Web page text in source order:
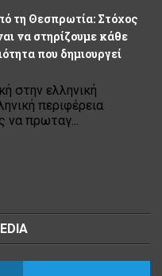
τη Θεσπρωτία: Στόχος
να στηρίζουμε κάθε
που δημιουργεί
στην ελληνική
περιφέρεια
να πρωταγ...